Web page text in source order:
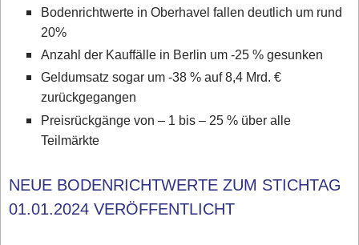
Bodenrichtwerte in Oberhavel fallen deutlich um rund
20%
Anzahl der Kauffälle in Berlin um -25 % gesunken
Geldumsatz sogar um -38 % auf 8,4 Mrd. €
zurückgegangen
Preisrückgänge von – 1 bis – 25 % über alle
Teilmärkte
NEUE BODENRICHTWERTE ZUM STICHTAG
01.01.2024 VERÖFFENTLICHT